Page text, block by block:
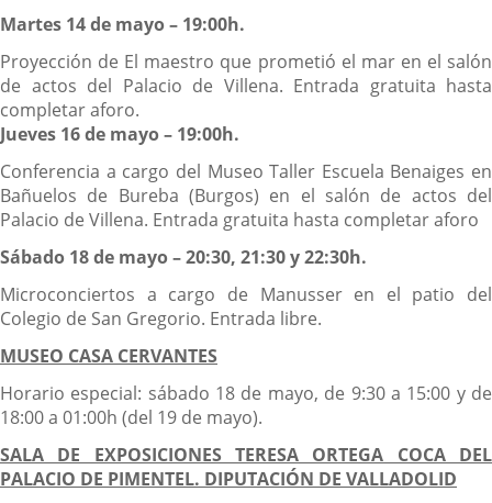
Martes 14 de mayo – 19:00h.
Proyección de El maestro que prometió el mar en el salón
de actos del Palacio de Villena. Entrada gratuita hasta
completar aforo.
Jueves 16 de mayo – 19:00h.
Conferencia a cargo del Museo Taller Escuela Benaiges en
Bañuelos de Bureba (Burgos) en el salón de actos del
Palacio de Villena. Entrada gratuita hasta completar aforo
Sábado 18 de mayo – 20:30, 21:30 y 22:30h.
Microconciertos a cargo de Manusser en el patio del
Colegio de San Gregorio. Entrada libre.
MUSEO CASA CERVANTES
Horario especial: sábado 18 de mayo, de 9:30 a 15:00 y de
18:00 a 01:00h (del 19 de mayo).
SALA DE EXPOSICIONES TERESA ORTEGA COCA DEL
PALACIO DE PIMENTEL. DIPUTACIÓN DE VALLADOLID